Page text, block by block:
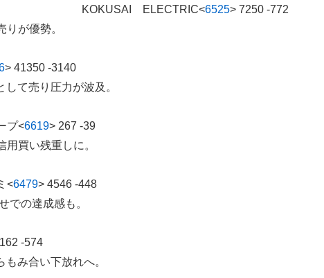
KOKUSAI ELECTRIC<6525> 7250 -772
りが優勢。
> 41350 -3140
して売り圧力が波及。
プ<6619> 267 -39
用買い残重しに。
<6479> 4546 -448
での達成感も。
-574
もみ合い下放れへ。